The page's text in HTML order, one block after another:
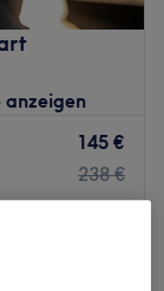
145 €
238 €